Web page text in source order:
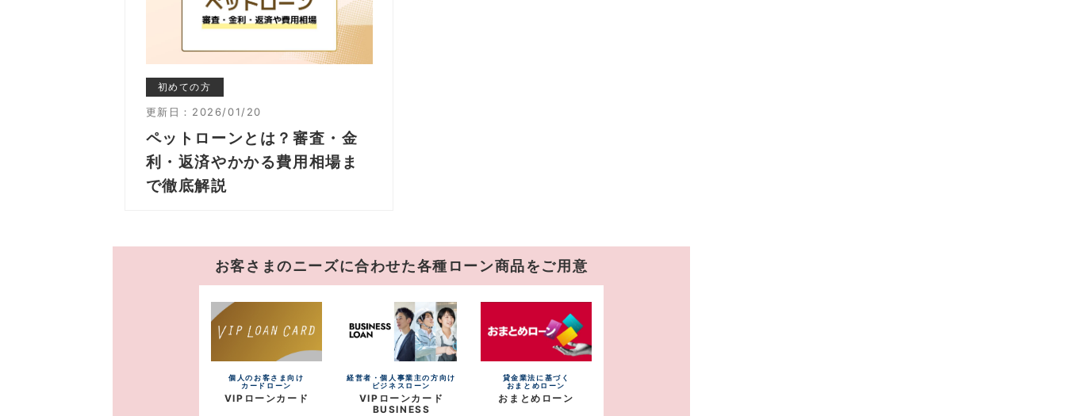
初めての方
更新日： 2026/01/20
ペットローンとは？審査・金
利・返済やかかる費用相場ま
で徹底解説
お客さまのニーズに合わせた各種ローン商品をご用意
個人のお客さま向け
カードローン
VIPローンカード
経営者・個人事業主の方向け
ビジネスローン
VIPローンカード
BUSINESS
貸金業法に基づく
おまとめローン
おまとめローン